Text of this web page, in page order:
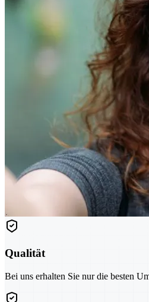
Qualität
Bei uns erhalten Sie nur die besten